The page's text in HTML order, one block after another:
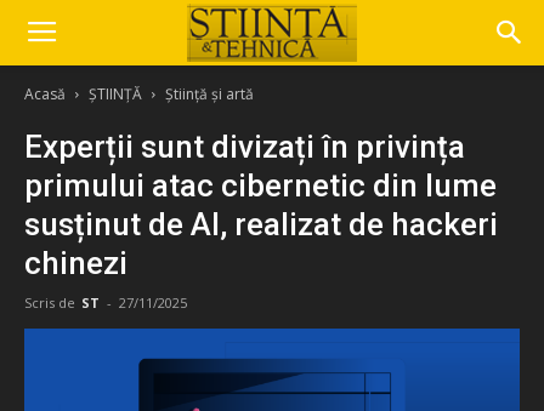
Acasă ȘTIINȚĂ Știință și artă
Experții sunt divizați în privința
primului atac cibernetic din lume
susținut de AI, realizat de hackeri
chinezi
Scris de ST - 27/11/2025